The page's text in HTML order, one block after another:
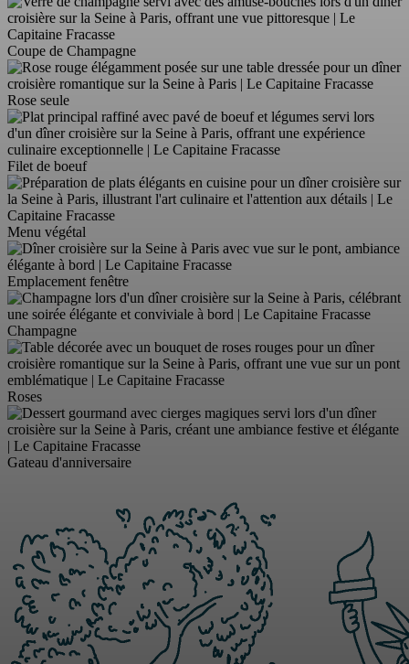
Coupe de Champagne
Rose seule
Filet de boeuf
Menu végétal
Emplacement fenêtre
Champagne
Roses
Gateau d'anniversaire